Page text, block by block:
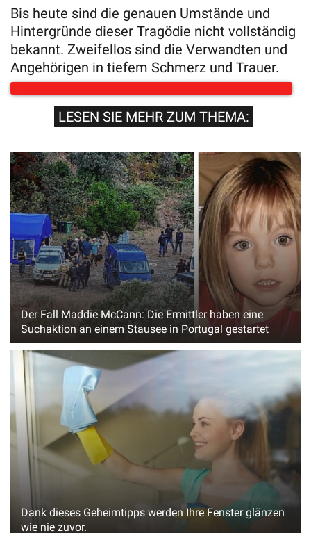
Bis heute sind die genauen Umstände und
Hintergründe dieser Tragödie nicht vollständig
bekannt. Zweifellos sind die Verwandten und
Angehörigen in tiefem Schmerz und Trauer.
LESEN SIE MEHR ZUM THEMA:
Der Fall Maddie McCann: Die Ermittler haben eine
Suchaktion an einem Stausee in Portugal gestartet
Dank dieses Geheimtipps werden Ihre Fenster glänzen
wie nie zuvor.